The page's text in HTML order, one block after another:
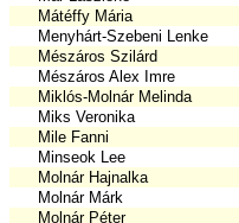
Mátéffy Mária
Menyhárt-Szebeni Lenke
Mészáros Szilárd
Mészáros Alex Imre
Miklós-Molnár Melinda
Miks Veronika
Mile Fanni
Minseok Lee
Molnár Hajnalka
Molnár Márk
Molnár Péter